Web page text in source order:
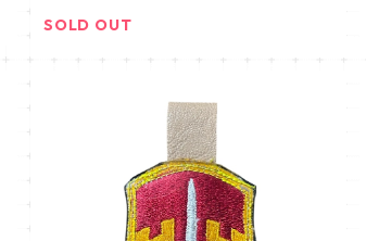
SOLD OUT